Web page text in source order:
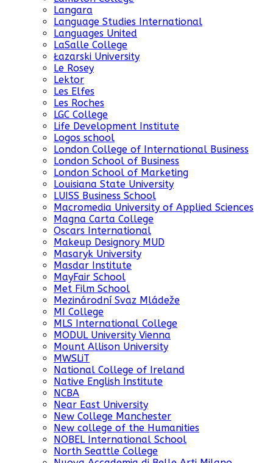
Langara
Language Studies International
Languages United
LaSalle College
Łazarski University
Le Rosey
Lektor
Les Elfes
Les Roches
LGC College
Life Development Institute
Logos school
London College of International Business
London School of Business
London School of Marketing
Louisiana State University
LUISS Business School
Macromedia University of Applied Sciences
Magna Carta College
Oscars International
Makeup Designory MUD
Masaryk University
Masdar Institute
MayFair School
Met Film School
Mezinárodní Svaz Mládeže
MI College
MLS International College
MODUL University Vienna
Mount Allison University
MWSLiT
National College of Ireland
Native English Institute
NCBA
Near East University
New College Manchester
New college of the Humanities
NOBEL International School
North Seattle College